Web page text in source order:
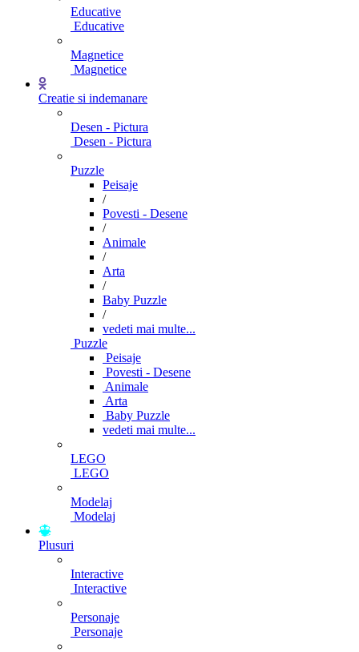
Educative
Educative
Magnetice
Magnetice
Creatie si indemanare
Desen - Pictura
Desen - Pictura
Puzzle
Peisaje
/
Povesti - Desene
/
Animale
/
Arta
/
Baby Puzzle
/
vedeti mai multe...
Puzzle
Peisaje
Povesti - Desene
Animale
Arta
Baby Puzzle
vedeti mai multe...
LEGO
LEGO
Modelaj
Modelaj
Plusuri
Interactive
Interactive
Personaje
Personaje